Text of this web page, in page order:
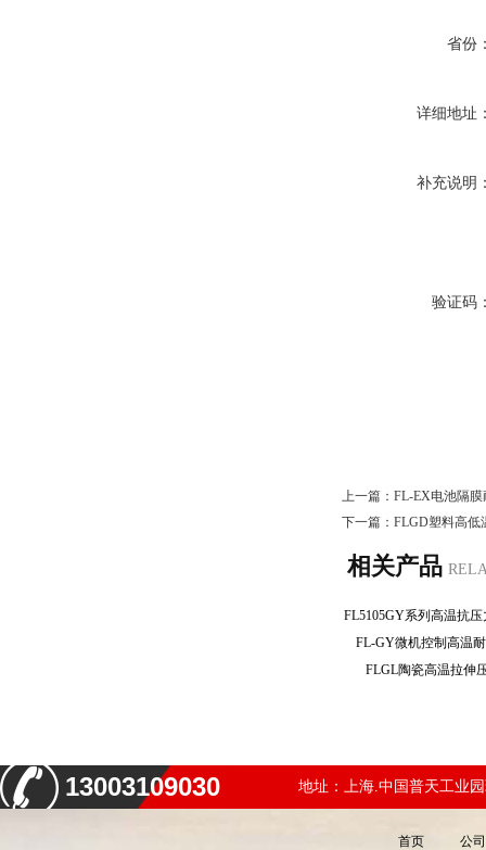
省份
详细地址
补充说明
验证码
上一篇： FL-EX电池隔
下一篇： FLGD塑料高低
相关产品
FL-GY微机控制高温
FLGL陶瓷高温拉
13003109030 地址：上海.中国普天工业
首页 公